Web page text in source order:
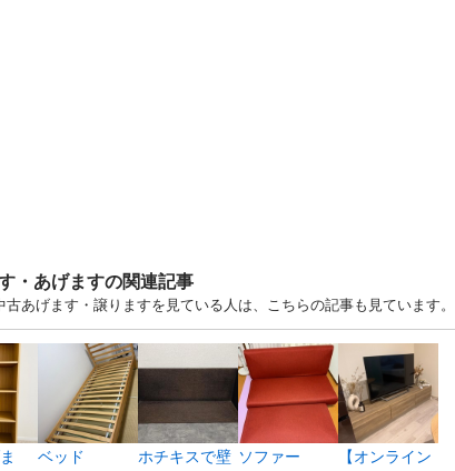
・あげますの関連記事
あげます・譲りますを見ている人は、こちらの記事も見ています。
ベッド
ホチキスで壁 ソファー
【オンライン